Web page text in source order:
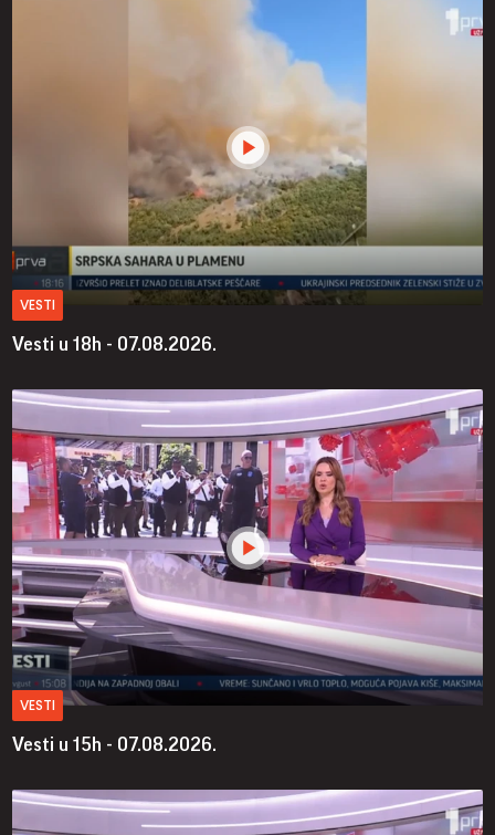
VESTI
Vesti u 18h - 07.08.2026.
VESTI
Vesti u 15h - 07.08.2026.